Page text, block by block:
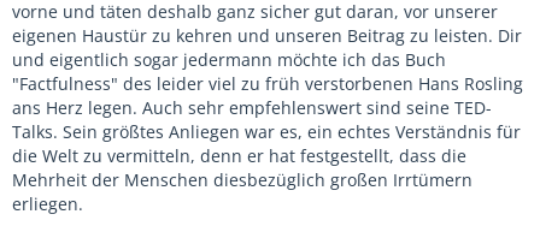
vorne und täten deshalb ganz sicher gut daran, vor unserer
eigenen Haustür zu kehren und unseren Beitrag zu leisten. Dir
und eigentlich sogar jedermann möchte ich das Buch
"Factfulness" des leider viel zu früh verstorbenen Hans Rosling
ans Herz legen. Auch sehr empfehlenswert sind seine TED-
Talks. Sein größtes Anliegen war es, ein echtes Verständnis für
die Welt zu vermitteln, denn er hat festgestellt, dass die
Mehrheit der Menschen diesbezüglich großen Irrtümern
erliegen.